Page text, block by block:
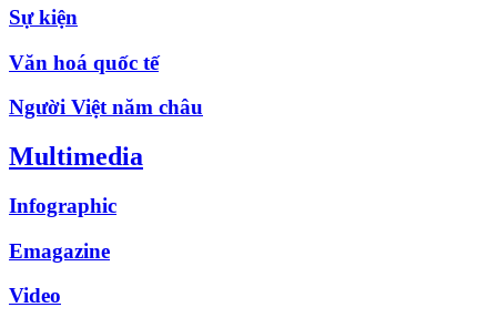
Sự kiện
Văn hoá quốc tế
Người Việt năm châu
Multimedia
Infographic
Emagazine
Video